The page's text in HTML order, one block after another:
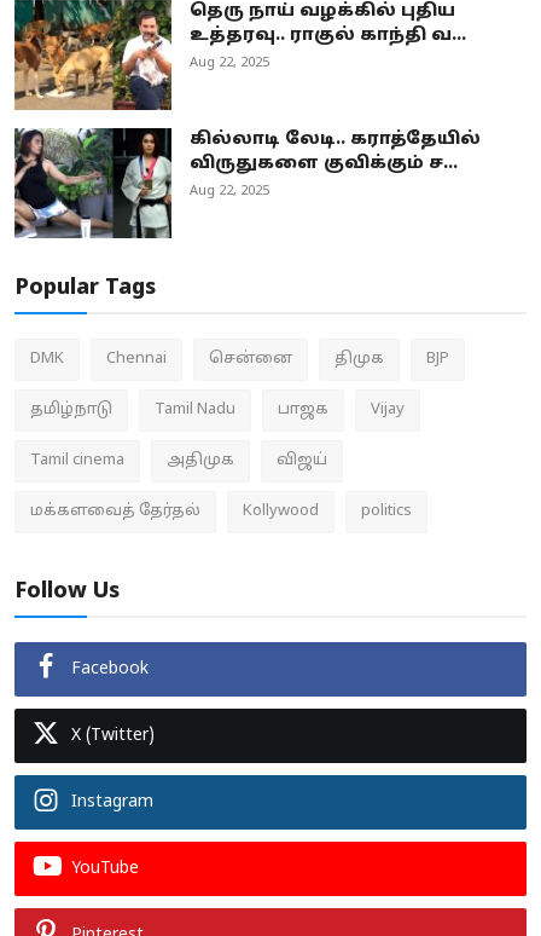
தெரு நாய் வழக்கில் புதிய
உத்தரவு.. ராகுல் காந்தி வ...
Aug 22, 2025
கில்லாடி லேடி.. கராத்தேயில்
விருதுகளை குவிக்கும் ச...
Aug 22, 2025
Popular Tags
DMK Chennai சென்னை திமுக BJP
தமிழ்நாடு Tamil Nadu பாஜக Vijay
Tamil cinema அதிமுக விஜய்
மக்களவைத் தேர்தல் Kollywood politics
Follow Us
Facebook
X (Twitter)
Instagram
YouTube